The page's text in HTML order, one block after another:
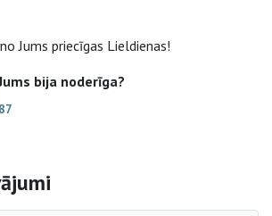
Jums priecīgas Lieldienas!
bija noderīga?
87